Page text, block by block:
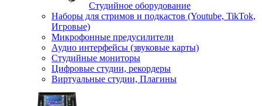
Студийное оборудование
Наборы для стримов и подкастов (Youtube, TikTok,
Игровые)
Микрофонные предусилители
Аудио интерфейсы (звуковые карты)
Студийные мониторы
Цифровые студии, рекордеры
Виртуальные студии, Плагины